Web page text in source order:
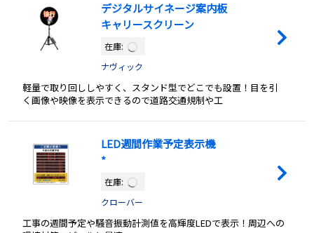
デジタルサイネージ案内板
キャリースクリーン
在庫:
ナヴィック
軽量で取り回ししやすく、スタンド型でどこでも設置！目を引
く画像や映像を表示できるので道路交通規制や工
LED週間作業予定表示機
*
在庫:
クローバー
工事の週間予定や騒音振動計測値を高輝度LEDで表示！周辺への